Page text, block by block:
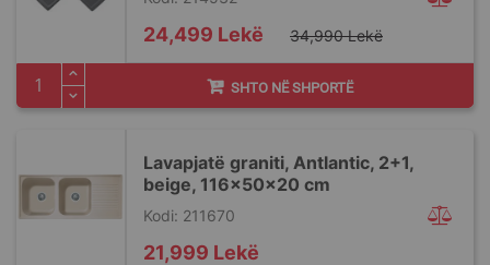
Special
Price
24,499 Lekë 34,990 Lekë
SHTO NË SHPORTË
Lavapjatë graniti, Antlantic, 2+1,
beige, 116x50x20 cm
Kodi: 211670
21,999 Lekë